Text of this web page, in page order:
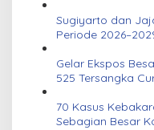
Sugiyarto dan
Periode
Gelar Ekspos
525 Tersangka
70 Kasus
Sebagian Besar